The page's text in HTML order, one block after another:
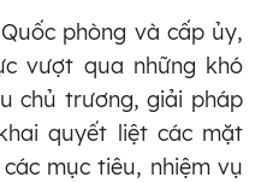
phòng và cấp ủy,
vượt qua những khó
chủ trương, giải pháp
quyết liệt các mặt
mục tiêu, nhiệm vụ